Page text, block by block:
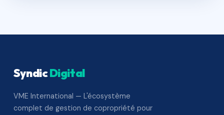
SyndicDigital
VME International — L'écosystème
complet de gestion de copropriété pour